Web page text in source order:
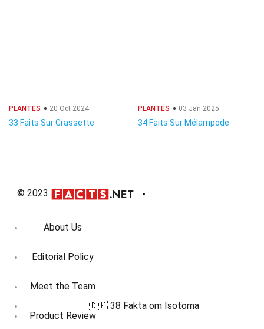
PLANTES 20 Oct 2024
33 Faits Sur Grassette
PLANTES 03 Jan 2025
34 Faits Sur Mélampode
© 2023
About Us
Editorial Policy
Meet the Team
Product Review
🇩🇰 38 Fakta om Isotoma